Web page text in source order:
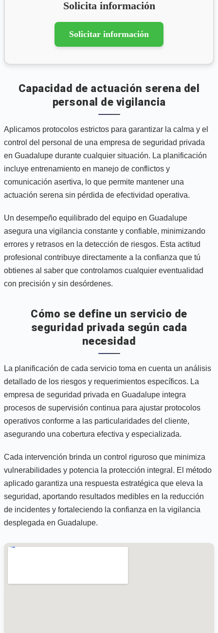
Solicita información
Solicitar información
Capacidad de actuación serena del
personal de vigilancia
Aplicamos protocolos estrictos para garantizar la calma y el
control del personal de una empresa de seguridad privada
en Guadalupe durante cualquier situación. La planificación
incluye entrenamiento en manejo de conflictos y
comunicación asertiva, lo que permite mantener una
actuación serena sin pérdida de efectividad operativa.
Un desempeño equilibrado del equipo en Guadalupe
asegura una vigilancia constante y confiable, minimizando
errores y retrasos en la detección de riesgos. Esta actitud
profesional contribuye directamente a la confianza que tú
obtienes al saber que controlamos cualquier eventualidad
con precisión y sin desórdenes.
Cómo se define un servicio de
seguridad privada según cada
necesidad
La planificación de cada servicio toma en cuenta un análisis
detallado de los riesgos y requerimientos específicos. La
empresa de seguridad privada en Guadalupe integra
procesos de supervisión continua para ajustar protocolos
operativos conforme a las particularidades del cliente,
asegurando una cobertura efectiva y especializada.
Cada intervención brinda un control riguroso que minimiza
vulnerabilidades y potencia la protección integral. El método
aplicado garantiza una respuesta estratégica que eleva la
seguridad, aportando resultados medibles en la reducción
de incidentes y fortaleciendo la confianza en la vigilancia
desplegada en Guadalupe.